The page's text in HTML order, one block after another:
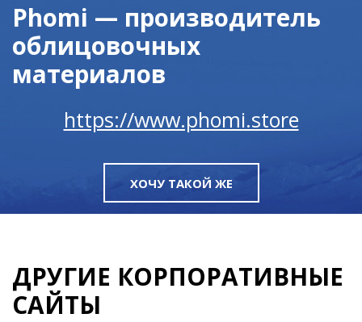
Phomi — производитель
облицовочных
материалов
https://www.phomi.store
ХОЧУ ТАКОЙ ЖЕ
ДРУГИЕ КОРПОРАТИВНЫЕ
САЙТЫ